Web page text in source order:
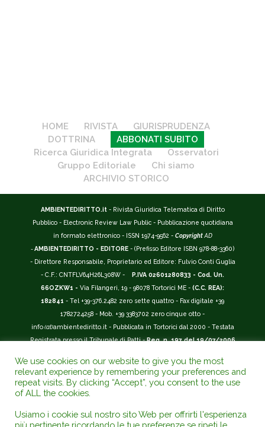
HOME RIVISTA
GIURISPRUDENZA
DOTTRINA
ABBONATI SUBITO
Ricerca Giuridica Integrata
Osservatori
Gruppo Editoriale
Chi siamo
ARCHIVIO STORICO
AMBIENTEDIRITTO.it - Rivista Giuridica Telematica di Diritto
Pubblico - Electronic Review Law Public - Pubblicazione quotidiana
in formato elettronico - ISSN 1974-9562 - Copyright AD
-AMBIENTEDIRITTO - EDITORE - (Prefisso Editore ISBN 978-88-3360)
- Direttore Responsabile, Proprietario ed Editore: Fulvio Conti Guglia
- C.F.: CNTFLV64H26L308W -
P.IVA 02601280833 - Cod. Un.
66OZKW1 - Via Filangeri, 19 - 98078 Tortorici ME - (C.C. REA):
182841 - Tel +39-376.2482 zero sette quattro - Fax digitale +39
1782724258 - Mob. +39 3383702 zero cinque otto -
info(at)ambientediritto.it - Pubblicata in Tortorici dal 2000 - Testata
Registrata presso il Tribunale di Patti -Reg. n. 197 del 19/07/2006
__________
La Rivista Giuridica AMBIENTEDIRITTO.IT ISSN 1974-9562
riconosciuta ed inserita nell'Area 12 - (
Universitario e della Ricerca (D.P.R. n.76/2010). Valutazione della Qualità della
We use cookies on our website to give you the most
relevant experience by remembering your preferences and
repeat visits. By clicking “Accept”, you consent to the use
of ALL the cookies.
Usiamo i cookie sul nostro sito Web per offrirti l'esperienza
più pertinente ricordando le tue preferenze se ripeti le